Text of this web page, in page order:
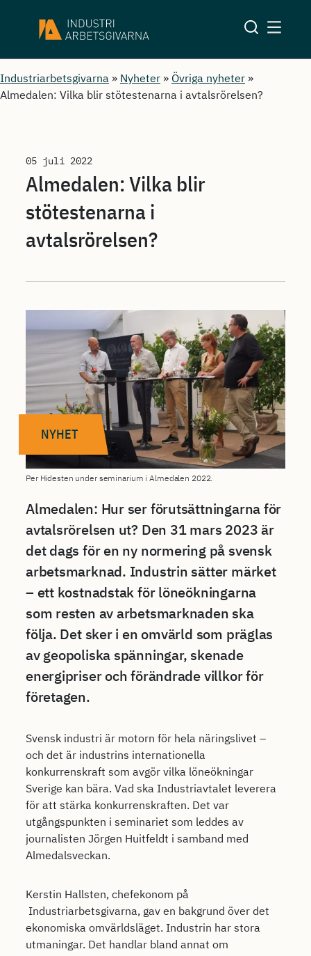
Industriarbetsgivarna » Nyheter » Övriga nyheter »
Almedalen: Vilka blir stötestenarna i avtalsrörelsen?
05 juli 2022
Almedalen: Vilka blir
stötestenarna i
avtalsrörelsen?
NYHET
Per Hidesten under seminarium i Almedalen 2022.
Almedalen: Hur ser förutsättningarna för
avtalsrörelsen ut? Den 31 mars 2023 är
det dags för en ny normering på svensk
arbetsmarknad. Industrin sätter märket
– ett kostnadstak för löneökningarna
som resten av arbetsmarknaden ska
följa. Det sker i en omvärld som präglas
av geopoliska spänningar, skenade
energipriser och förändrade villkor för
företagen.
Svensk industri är motorn för hela näringslivet –
och det är industrins internationella
konkurrenskraft som avgör vilka löneökningar
Sverige kan bära. Vad ska Industriavtalet leverera
för att stärka konkurrenskraften. Det var
utgångspunkten i seminariet som leddes av
journalisten Jörgen Huitfeldt i samband med
Almedalsveckan.
Kerstin Hallsten, chefekonom på
Industriarbetsgivarna, gav en bakgrund över det
ekonomiska omvärldsläget. Industrin har stora
utmaningar. Det handlar bland annat om